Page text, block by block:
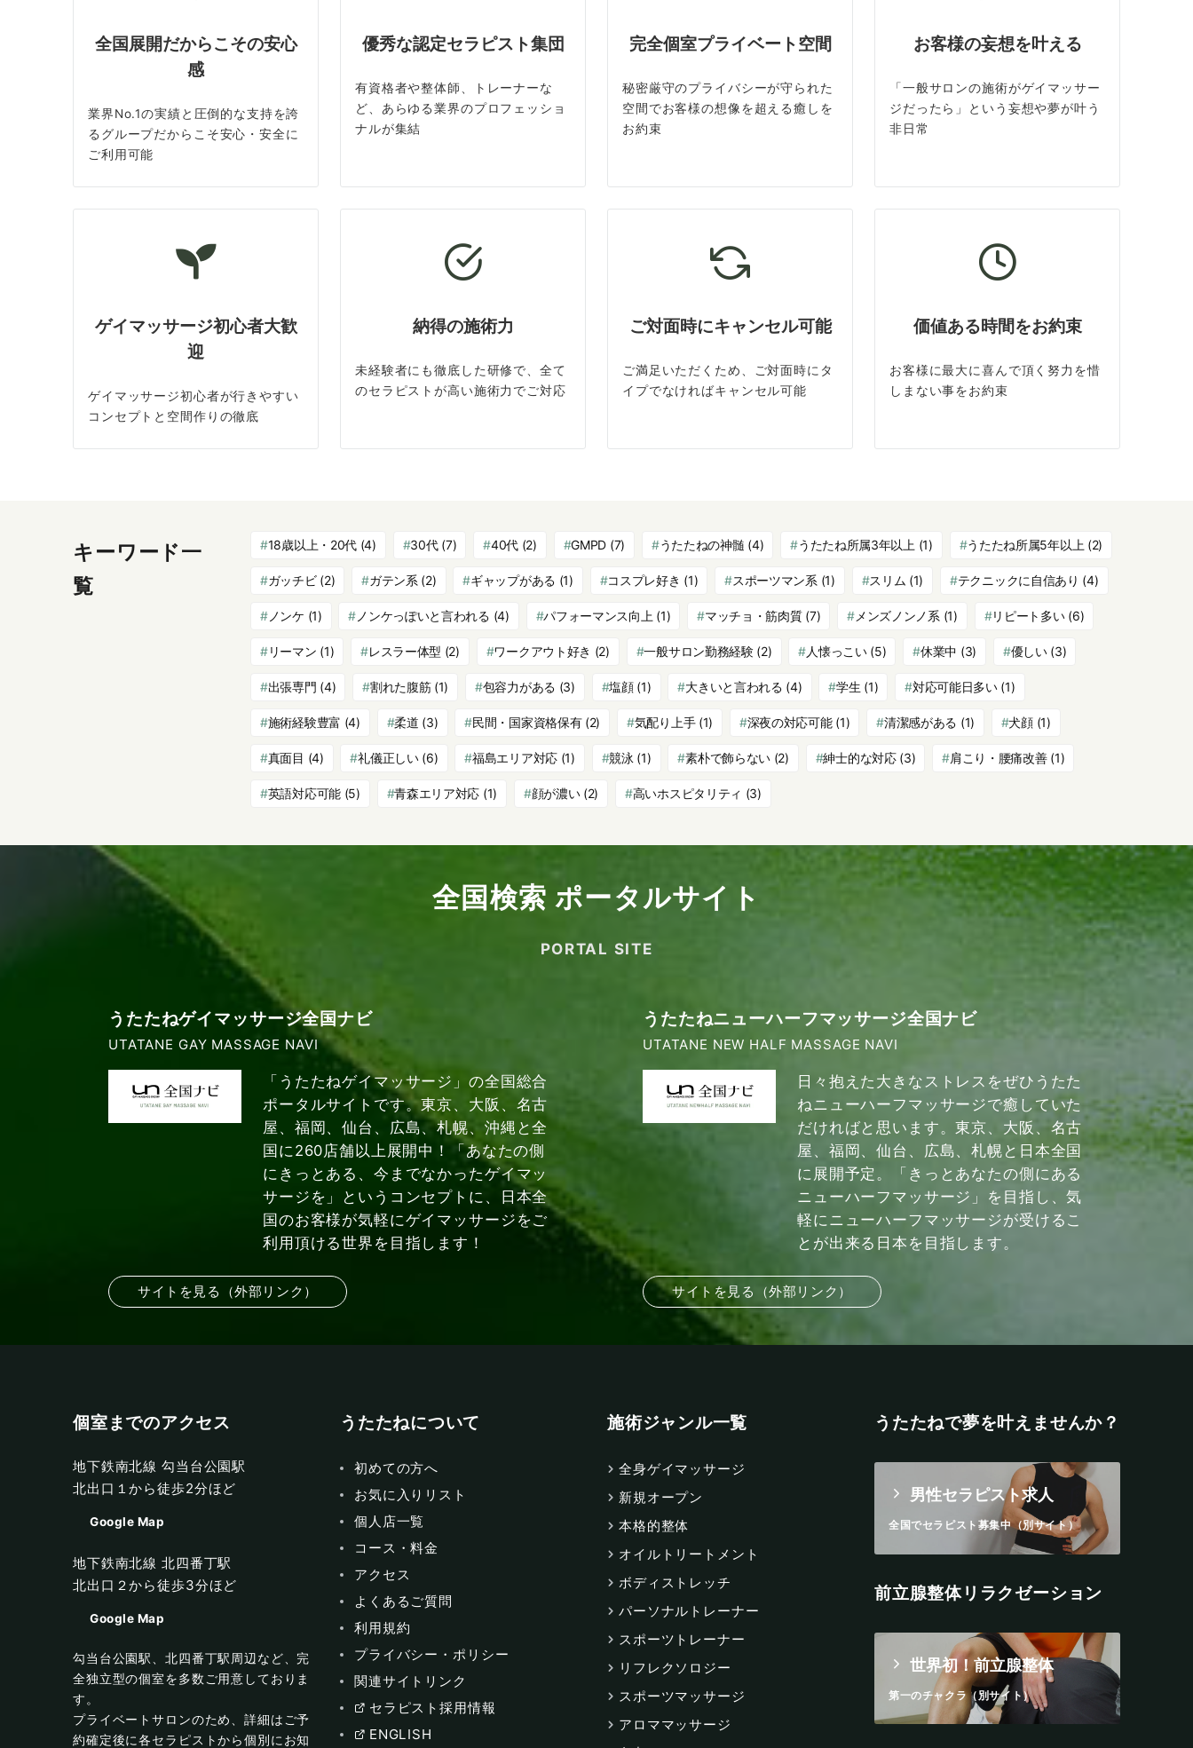
全国展開だからこその安心
感
業界No.1の実績と圧倒的な支持を誇
るグループだからこそ安心・安全に
ご利用可能
優秀な認定セラピスト集団
有資格者や整体師、トレーナーな
ど、あらゆる業界のプロフェッショ
ナルが集結
完全個室プライベート空間
秘密厳守のプライバシーが守られた
空間でお客様の想像を超える癒しを
お約束
お客様の妄想を叶える
「一般サロンの施術がゲイマッサー
ジだったら」という妄想や夢が叶う
非日常
ゲイマッサージ初心者大歓
迎
ゲイマッサージ初心者が行きやすい
コンセプトと空間作りの徹底
納得の施術力
未経験者にも徹底した研修で、全て
のセラピストが高い施術力でご対応
ご対面時にキャンセル可能
ご満足いただくため、ご対面時にタ
イプでなければキャンセル可能
価値ある時間をお約束
お客様に最大に喜んで頂く努力を惜
しまない事をお約束
キーワード一
覧
18歳以上・20代 (4) 30代(7) 40代(2) GMPD (7) うたたねの神髄 (4) うたたね所属3年以上 (1) うたたね所属5年以上 (2)
ガッチビ(2) ガテン系 (2) ギャップがある (1) コスプレ好き (1) スポーツマン系 (1) スリム (1) テクニックに自信あり (4)
ノンケ (1) ノンケっぽいと言われる (4) パフォーマンス向上 (1) マッチョ・筋肉質(7) メンズノンノ系 (1) リピート多い(6)
リーマン (1) レスラー体型 (2) ワークアウト好き (2) 一般サロン勤務経験(2) 人懐っこい(5) 休業中 (3) 優しい(3)
出張専門 (4) 割れた腹筋(1) 包容力がある (3) 塩顔(1) 大きいと言われる (4) 学生 (1) 対応可能日多い(1)
施術経験豊富 (4) 柔道 (3) 民間・国家資格保有(2) 気配り上手(1) 深夜の対応可能(1) 清潔感がある (1) 犬顔(1)
真面目 (4) 礼儀正しい(6) 福島エリア対応(1) 競泳 (1) 素朴で飾らない (2) 紳士的な対応(3) 肩こり・腰痛改善(1)
英語対応可能(5) 青森エリア対応 (1) 顔が濃い(2) 高いホスピタリティ (3)
全国検索 ポータルサイト
PORTAL SITE
うたたねゲイマッサージ全国ナビ
UTATANE GAY MASSAGE NAVI
「うたたねゲイマッサージ」の全国総合
ポータルサイトです。東京、大阪、名古
屋、福岡、仙台、広島、札幌、沖縄と全
国に260店舗以上展開中！「あなたの側
にきっとある、今までなかったゲイマッ
サージを」というコンセプトに、日本全
国のお客様が気軽にゲイマッサージをご
利用頂ける世界を目指します！
サイトを見る（外部リンク）
うたたねニューハーフマッサージ全国ナビ
UTATANE NEW HALF MASSAGE NAVI
日々抱えた大きなストレスをぜひうたた
ねニューハーフマッサージで癒していた
だければと思います。東京、大阪、名古
屋、福岡、仙台、広島、札幌と日本全国
に展開予定。「きっとあなたの側にある
ニューハーフマッサージ」を目指し、気
軽にニューハーフマッサージが受けるこ
とが出来る日本を目指します。
サイトを見る（外部リンク）
個室までのアクセス
地下鉄南北線 勾当台公園駅
北出口１から徒歩2分ほど
Google Map
地下鉄南北線 北四番丁駅
北出口２から徒歩3分ほど
Google Map
勾当台公園駅、北四番丁駅周辺など、完
全独立型の個室を多数ご用意しておりま
す。
プライベートサロンのため、詳細はご予
約確定後に各セラピストから個別にお知
うたたねについて
初めての方へ
お気に入りリスト
個人店一覧
コース・料金
アクセス
よくあるご質問
利用規約
プライバシー・ポリシー
関連サイトリンク
セラピスト採用情報
ENGLISH
施術ジャンル一覧
全身ゲイマッサージ
新規オープン
本格的整体
オイルトリートメント
ボディストレッチ
パーソナルトレーナー
スポーツトレーナー
リフレクソロジー
スポーツマッサージ
アロママッサージ
うたたねで夢を叶えませんか？
男性セラピスト求人
全国でセラピスト募集中（別サイト）
前立腺整体リラクゼーション
世界初！前立腺整体
第一のチャクラ（別サイト）